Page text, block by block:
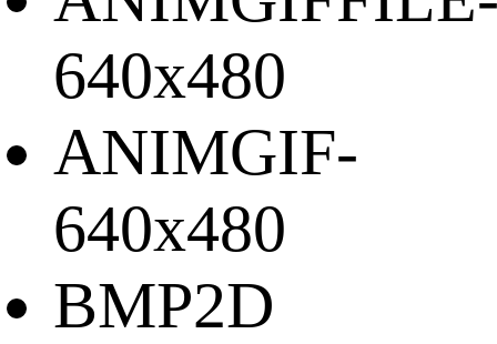
640x480
ANIMGIF-
640x480
BMP2D